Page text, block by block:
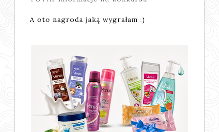
A oto nagroda jaką wygrałam ;)